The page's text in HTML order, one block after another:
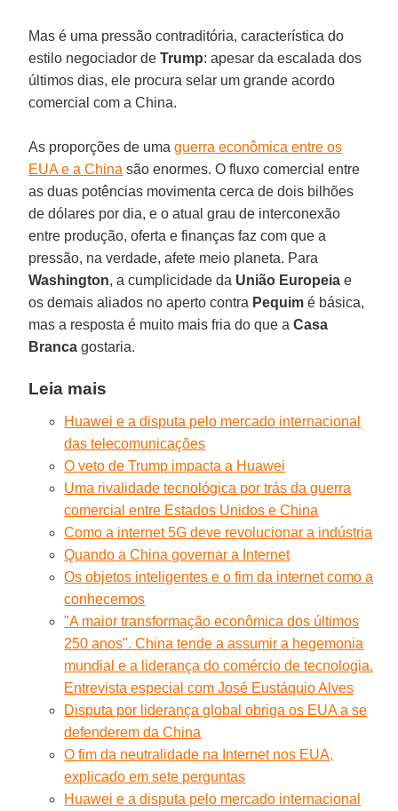
Mas é uma pressão contraditória, característica do
estilo negociador deTrump: apesar da escalada dos
últimos dias, ele procura selar um grande acordo
comercial com a China.
As proporções de umaguerra econômica entre os
EUA e a China são enormes. O fluxo comercial entre
as duas potências movimenta cerca de dois bilhões
de dólares por dia, e o atual grau de interconexão
entre produção, oferta e finanças faz com que a
pressão, na verdade, afete meio planeta. Para
Washington, a cumplicidade da União Europeia e
os demais aliados no aperto contra Pequim é básica,
mas a resposta é muito mais fria do que aCasa
Branca gostaria.
Leia mais
Huawei e a disputa pelo mercado internacional
das telecomunicações
O veto de Trump impacta a Huawei
Uma rivalidade tecnológica por trás da guerra
comercial entre Estados Unidos e China
Como a internet 5G deve revolucionar a indústria
Quando a China governar a Internet
Os objetos inteligentes e o fim da internet como a
conhecemos
"A maior transformação econômica dos últimos
250 anos". China tende a assumir a hegemonia
mundial e a liderança do comércio de tecnologia.
Entrevista especial com José Eustáquio Alves
Disputa por liderança global obriga os EUA a se
defenderem da China
O fim da neutralidade na Internet nos EUA,
explicado em sete perguntas
Huawei e a disputa pelo mercado internacional